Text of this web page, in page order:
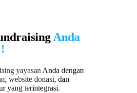
Anda
yayasan Anda dengan
, website donasi, dan
yang terintegrasi.